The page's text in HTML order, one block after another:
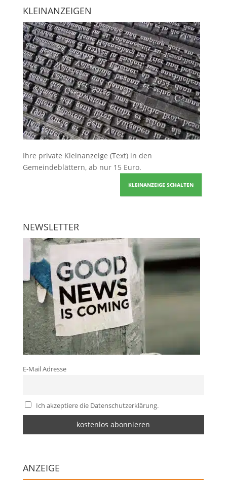
KLEINANZEIGEN
Ihre private Kleinanzeige (Text) in den
Gemeindeblättern, ab nur 15 Euro.
KLEINANZEIGE SCHALTEN
NEWSLETTER
E-Mail Adresse
Ich akzeptiere die Datenschutzerklärung.
ANZEIGE